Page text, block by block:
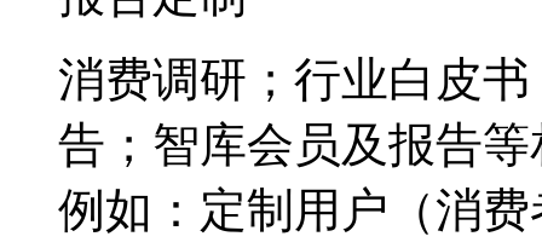
消费调研；行业白皮
告；智库会员及报告
例如：定制用户（消